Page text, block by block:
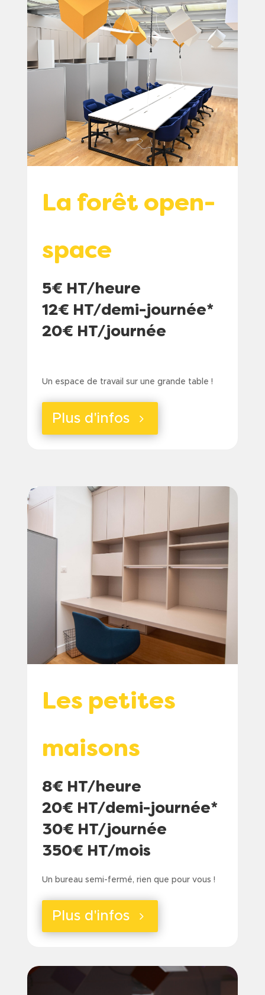
La forêt open-
space
5€ HT/heure
12€ HT/demi-journée*
20€ HT/journée
Un espace de travail sur une grande table !
Plus d'infos
Les petites
maisons
8€ HT/heure
20€ HT/demi-journée*
30€ HT/journée
350€ HT/mois
Un bureau semi-fermé, rien que pour vous !
Plus d'infos